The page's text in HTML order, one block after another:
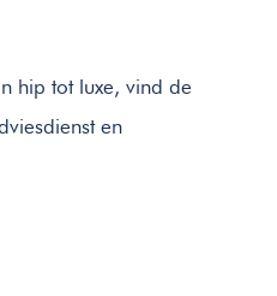
hip tot luxe, vind de
en